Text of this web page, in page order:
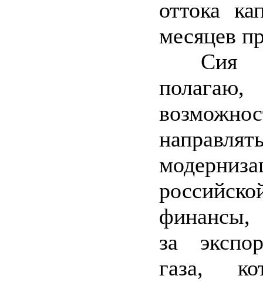
оттока
месяцев
Сия
финансы,
за
газа,